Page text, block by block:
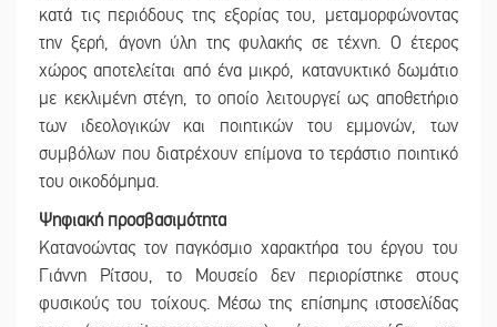
κατά τις περιόδους της εξορίας του, μεταμορφώνοντας
την ξερή, άγονη ύλη της φυλακής σε τέχνη. Ο έτερος
χώρος αποτελείται από ένα μικρό, κατανυκτικό δωμάτιο
με κεκλιμένη στέγη, το οποίο λειτουργεί ως αποθετήριο
των ιδεολογικών και ποιητικών του εμμονών, των
συμβόλων που διατρέχουν επίμονα το τεράστιο ποιητικό
του οικοδόμημα.
Ψηφιακή προσβασιμότητα
Κατανοώντας τον παγκόσμιο χαρακτήρα του έργου του
Γιάννη Ρίτσου, το Μουσείο δεν περιορίστηκε στους
φυσικούς του τοίχους. Μέσω της επίσημης ιστοσελίδας